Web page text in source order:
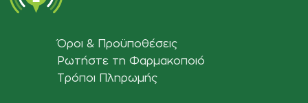
Όροι & Προϋποθέσεις
Ρωτήστε τη Φαρμακοποιό
Τρόποι Πληρωμής